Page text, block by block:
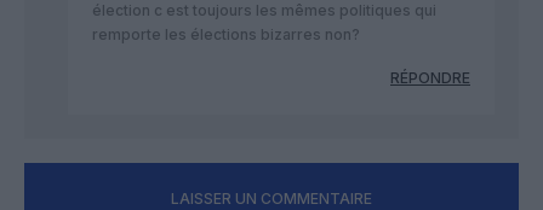
élection c est toujours les mêmes politiques qui
remporte les élections bizarres non?
RÉPONDRE
LAISSER UN COMMENTAIRE